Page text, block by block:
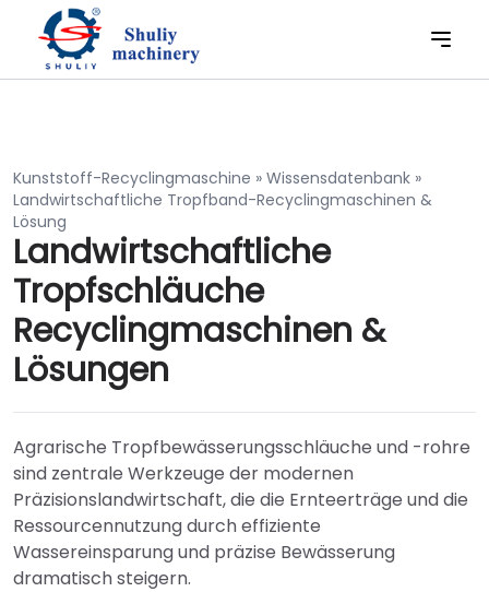
Kunststoff-Recyclingmaschine » Wissensdatenbank »
Landwirtschaftliche Tropfband-Recyclingmaschinen &
Lösung
Landwirtschaftliche
Tropfschläuche
Recyclingmaschinen &
Lösungen
Agrarische Tropfbewässerungsschläuche und -rohre
sind zentrale Werkzeuge der modernen
Präzisionslandwirtschaft, die die Ernteerträge und die
Ressourcennutzung durch effiziente
Wassereinsparung und präzise Bewässerung
dramatisch steigern.